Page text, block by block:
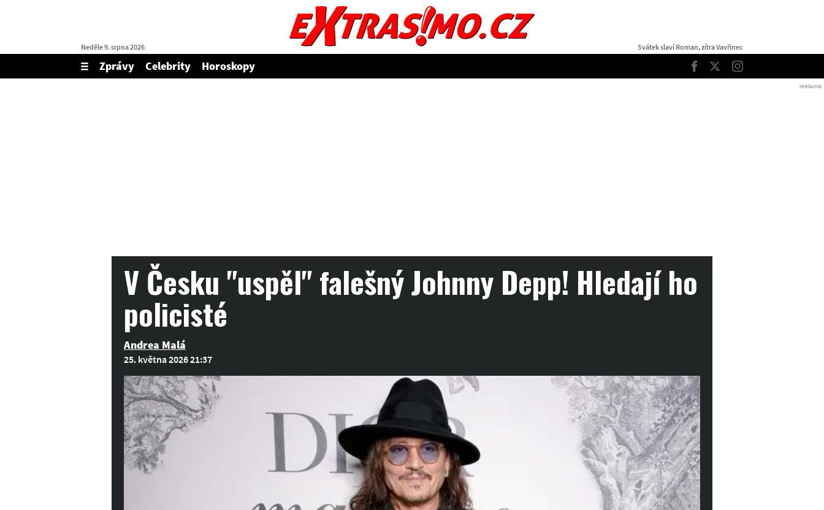
Neděle 9. srpna 2026 Svátek slaví Roman, zítra Vavřinec
Zobrazit/skrýt
menu
Zprávy Celebrity
Horoskopy
Facebook
TwitterInstagram
V Česku "uspěl" falešný Johnny Depp! Hledají ho
policisté
Andrea Malá
25. května 2026 21:37